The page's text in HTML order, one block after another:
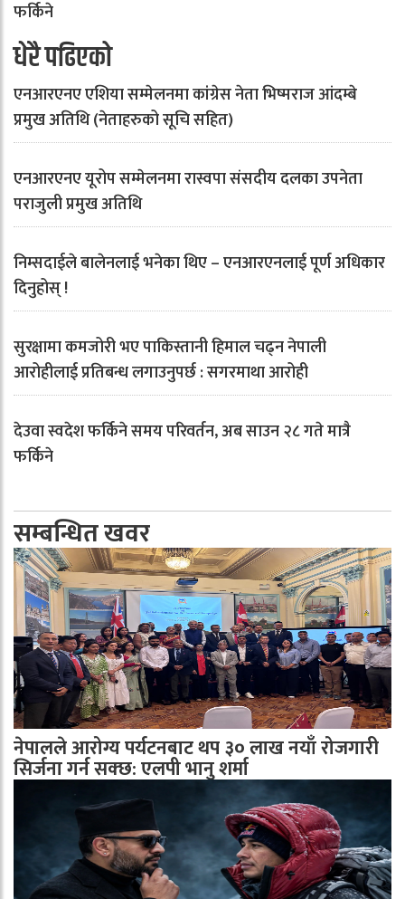
फर्किने
धेरै पढिएको
एनआरएनए एशिया सम्मेलनमा कांग्रेस नेता भिष्मराज आंदम्बे
प्रमुख अतिथि (नेताहरुको सूचि सहित)
एनआरएनए यूरोप सम्मेलनमा रास्वपा संसदीय दलका उपनेता
पराजुली प्रमुख अतिथि
निम्सदाईले बालेनलाई भनेका थिए – एनआरएनलाई पूर्ण अधिकार
दिनुहोस् !
सुरक्षामा कमजोरी भए पाकिस्तानी हिमाल चढ्न नेपाली
आरोहीलाई प्रतिबन्ध लगाउनुपर्छ : सगरमाथा आरोही
देउवा स्वदेश फर्किने समय परिवर्तन, अब साउन २८ गते मात्रै
फर्किने
सम्बन्धित खवर
नेपालले आरोग्य पर्यटनबाट थप ३० लाख नयाँ रोजगारी
सिर्जना गर्न सक्छ: एलपी भानु शर्मा